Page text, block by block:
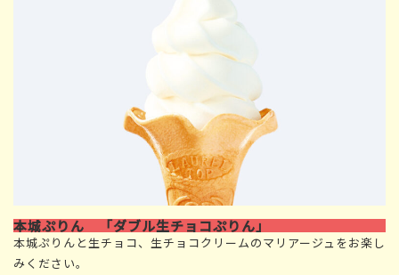
本城ぷりん 「ダブル生チョコぷりん」
本城ぷりんと生チョコ、生チョコクリームのマリアージュをお楽し
みください。